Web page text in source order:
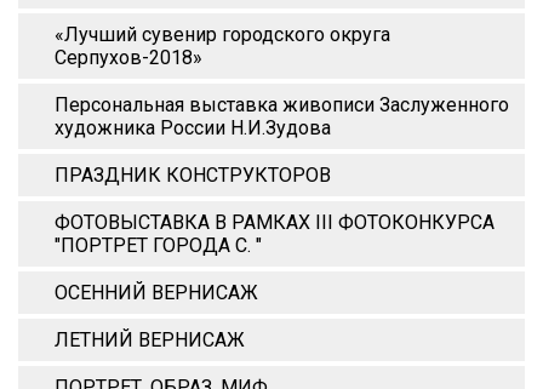
«Лучший сувенир городского округа
Серпухов-2018»
Персональная выставка живописи Заслуженного
художника России Н.И.Зудова
ПРАЗДНИК КОНСТРУКТОРОВ
ФОТОВЫСТАВКА В РАМКАХ III ФОТОКОНКУРСА
"ПОРТРЕТ ГОРОДА С. "
ОСЕННИЙ ВЕРНИСАЖ
ЛЕТНИЙ ВЕРНИСАЖ